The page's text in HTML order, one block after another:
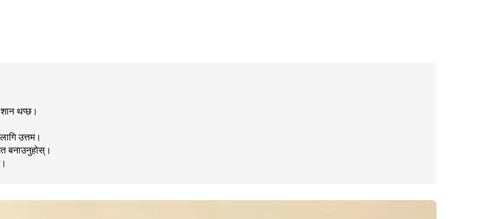
थप्छ।
उत्तम।
बनाउनुहोस्।